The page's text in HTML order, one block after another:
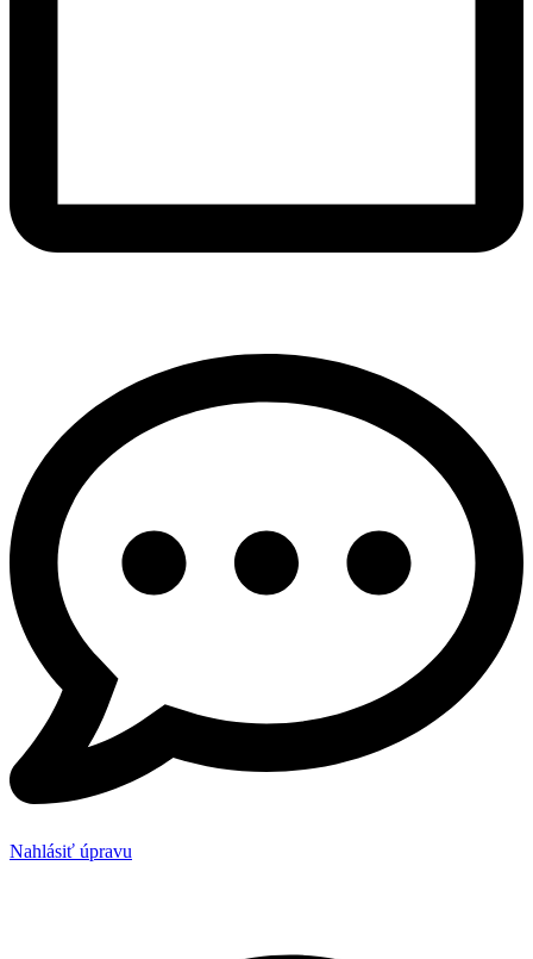
Nahlásiť úpravu